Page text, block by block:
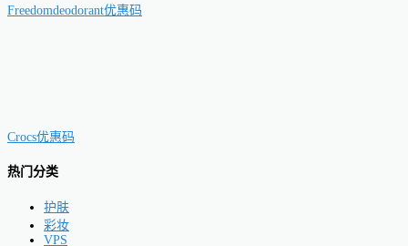
Freedomdeodorant优惠码
Crocs优惠码
热门分类
护肤
彩妆
VPS